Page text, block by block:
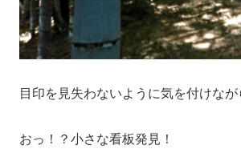
目印を見失わないように気を付けな
おっ！？小さな看板発見！